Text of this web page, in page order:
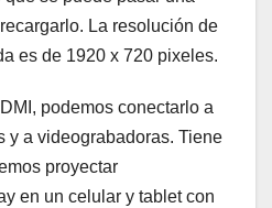
La resolución de
es de 1920 x 720 pixeles.
podemos conectarlo a
y a videograbadoras. Tiene
proyectar
en un celular y tablet con